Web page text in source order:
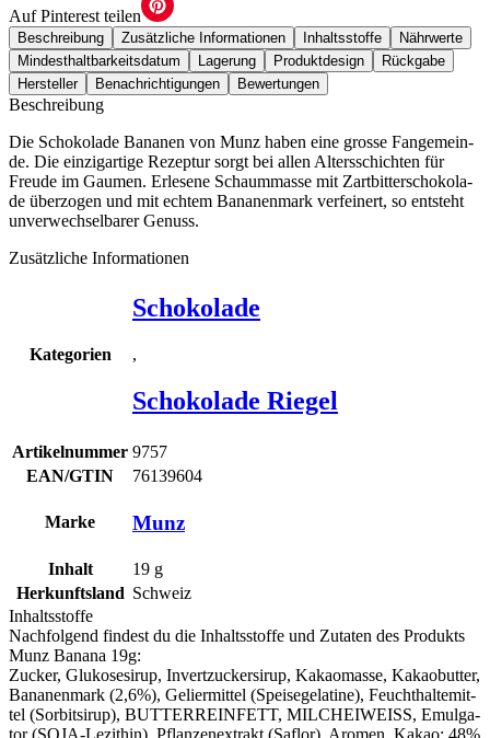
Auf Pinterest teilen
Beschreibung Zusätzliche Informationen Inhaltsstoffe
Nährwerte
Mindesthaltbarkeitsdatum
Lagerung Produktdesign
Rückgabe
Hersteller
Benachrichtigungen Bewertungen
Beschreibung
Die Scho­ko­la­de Bana­nen von Munz haben eine gros­se Fan­ge­mein­
de. Die ein­zig­ar­ti­ge Rezep­tur sorgt bei allen Alters­schich­ten für
Freu­de im Gau­men. Erle­se­ne Schaum­mas­se mit Zart­bit­ter­scho­ko­la­
de über­zo­gen und mit ech­tem Bana­nen­mark ver­fei­nert, so ent­steht
unver­wech­sel­ba­rer Genuss.
Zusätzliche Informationen
Kategorien
Schokolade
,
Schokolade Riegel
Artikelnummer 9757
EAN/GTIN
76139604
Marke Munz
Inhalt 19 g
Herkunftsland Schweiz
Inhaltsstoffe
Nachfolgend findest du die Inhaltsstoffe und Zutaten des Produkts
Munz Banana 19g:
Zucker, Glu­ko­se­si­rup, Invert­zu­cker­si­rup, Kakao­mas­se, Kakao­but­ter,
Bana­nen­mark (2,6%), Gelier­mit­tel (Spei­se­ge­la­ti­ne), Feucht­hal­te­mit­
tel (Sor­bit­si­rup), BUT­TERREIN­FETT, MILCH­EI­WEISS, Emul­ga­